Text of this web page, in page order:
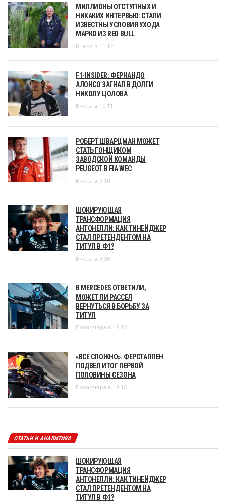
МИЛЛИОНЫ ОТСТУПНЫХ И
НИКАКИХ ИНТЕРВЬЮ: СТАЛИ
ИЗВЕСТНЫ УСЛОВИЯ УХОДА
МАРКО ИЗ RED BULL
Вчера в 11:12
F1-INSIDER: ФЕРНАНДО
АЛОНСО ЗАГНАЛ В ДОЛГИ
НИКОЛУ ЦОЛОВА
Вчера в 10:11
РОБЕРТ ШВАРЦМАН МОЖЕТ
СТАТЬ ГОНЩИКОМ
ЗАВОДСКОЙ КОМАНДЫ
PEUGEOT В FIA WEC
Вчера в 9:10
ШОКИРУЮЩАЯ
ТРАНСФОРМАЦИЯ
АНТОНЕЛЛИ: КАК ТИНЕЙДЖЕР
СТАЛ ПРЕТЕНДЕНТОМ НА
ТИТУЛ В Ф1?
Вчера в 8:30
В MERCEDES ОТВЕТИЛИ,
МОЖЕТ ЛИ РАССЕЛ
ВЕРНУТЬСЯ В БОРЬБУ ЗА
ТИТУЛ
Позавчера в 19:12
«ВСЕ СЛОЖНО». ФЕРСТАППЕН
ПОДВЕЛ ИТОГ ПЕРВОЙ
ПОЛОВИНЫ СЕЗОНА
Позавчера в 18:15
СТАТЬИ И АНАЛИТИКА
ШОКИРУЮЩАЯ
ТРАНСФОРМАЦИЯ
АНТОНЕЛЛИ: КАК ТИНЕЙДЖЕР
СТАЛ ПРЕТЕНДЕНТОМ НА
ТИТУЛ В Ф1?